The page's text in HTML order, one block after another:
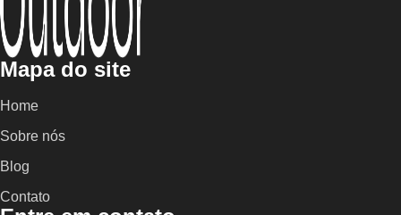
Mapa do site
Home
Sobre nós
Blog
Contato